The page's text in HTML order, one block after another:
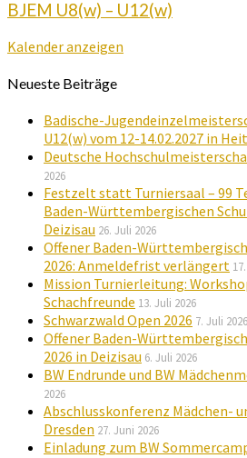
BJEM U8(w) – U12(w)
Kalender anzeigen
Neueste Beiträge
Badische-
U12(w) vom 12-14.02.2027 in
Deutsche
2026
Festzelt statt Turniersaal – 99
Baden-Württembergischen
Deizisau 26. Juli 2026
Offener Baden-
2026: Anmeldefrist verlängert
Mission Turnierleitung:
Schachfreunde 13. Juli 2026
Schwarzwald Open 2026 7. Juli 2026
Offener Baden-
2026 in Deizisau 6. Juli 2026
BW Endrunde und BW
2026
Abschlusskonferenz Mädchen-
Dresden 27. Juni 2026
Einladung zum BW